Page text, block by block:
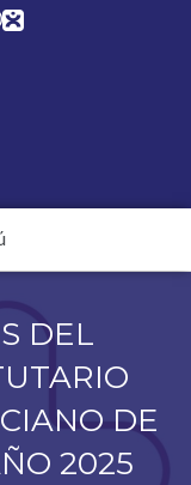
DEL
DE
2025